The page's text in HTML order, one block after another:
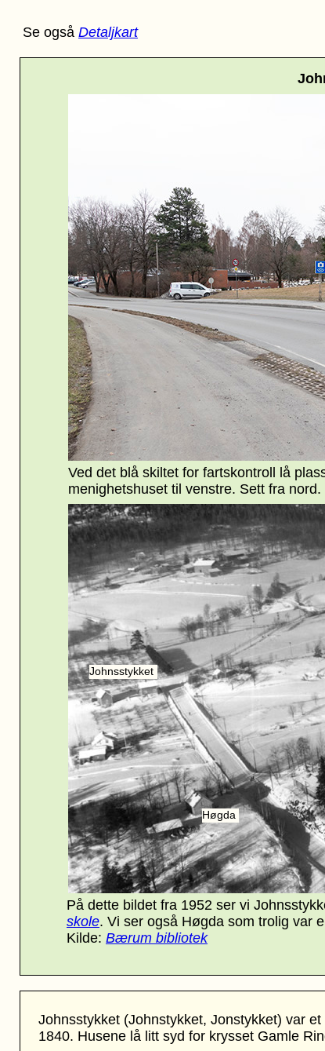
Johnsstykket (Johnstykket, Jonstykket) var
1840. Husene lå litt syd for krysset Gamle
Se også Detaljkart
På dette bildet fra 1952 ser vi
skole. Vi ser også Høgda som trolig var
Kilde: Bærum bibliotek
Ved det blå skiltet for fartskontroll lå
menighetshuset til venstre. Sett fra
Johnsstykket
Høgda